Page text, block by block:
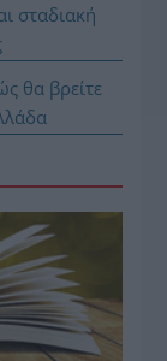
σταδιακή
θα βρείτε